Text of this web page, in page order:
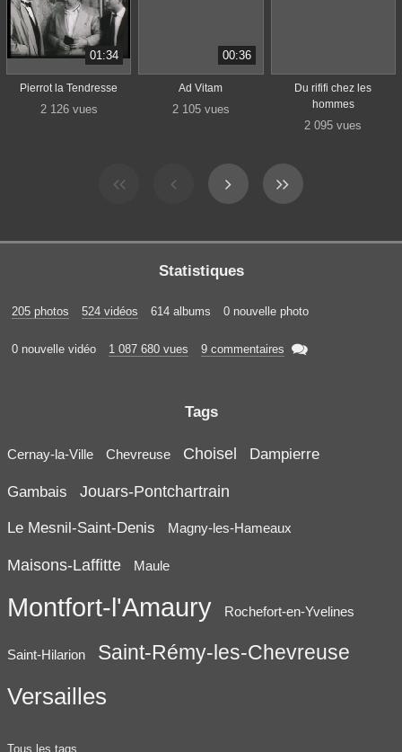
01:34
Pierrot la Tendresse
2 126 vues
00:36
Ad Vitam
2 105 vues
Du rififi chez les
hommes
2 095 vues
Statistiques
205 photos 524 vidéos 614 albums 0 nouvelle photo
0 nouvelle vidéo 1 087 680 vues 9 commentaires 
Tags
Cernay-la-Ville Chevreuse Choisel Dampierre
Gambais Jouars-Pontchartrain
Le Mesnil-Saint-Denis Magny-les-Hameaux
Maisons-Laffitte Maule
Montfort-l'Amaury Rochefort-en-Yvelines
Saint-Hilarion Saint-Rémy-les-Chevreuse
Versailles
Tous les tags